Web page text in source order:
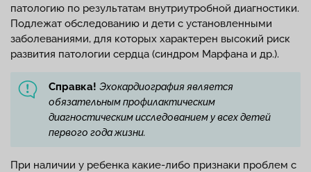
патологию по результатам внутриутробной диагностики.
Подлежат обследованию и дети с установленными
заболеваниями, для которых характерен высокий риск
развития патологии сердца (синдром Марфана и др.).
Справка! Эхокардиография является
обязательным профилактическим
диагностическим исследованием у всех детей
первого года жизни.
При наличии у ребенка какие-либо признаки проблем с